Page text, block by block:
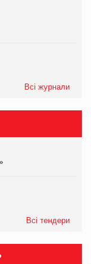
Всі журнали
Всі тендери